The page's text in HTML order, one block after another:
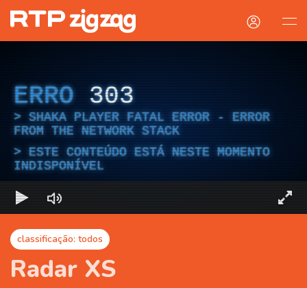
ERRO 303
SHAKA PLAYER FATAL ERROR - ERROR
FROM THE NETWORK STACK
ESTE CONTEÚDO ESTÁ NESTE MOMENTO
INDISPONÍVEL
classificação: todos
Radar XS